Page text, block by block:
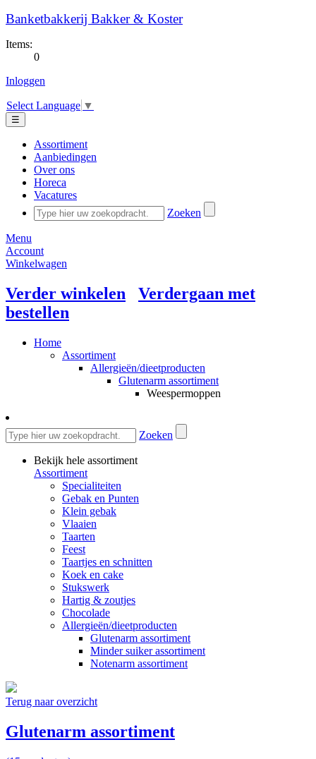
Banketbakkerij Bakker & Koster
Items:
0
Inloggen
Select Language ▼
☰
Assortiment
Aanbiedingen
Over ons
Horeca
Vacatures
Zoeken
Menu
Account
Winkelwagen
Verder winkelen
Verdergaan met
bestellen
Home
Assortiment
Allergieën/dieetproducten
Glutenarm assortiment
Weespermoppen
Zoeken
Bekijk hele assortiment
Assortiment
Specialiteiten
Gebak en Punten
Klein gebak
Vlaaien
Taarten
Feest
Taartjes en schnitten
Koek en cake
Stukswerk
Hartig & zoutjes
Chocolade
Allergieën/dieetproducten
Glutenarm assortiment
Minder suiker assortiment
Notenarm assortiment
Terug naar overzicht
Glutenarm assortiment